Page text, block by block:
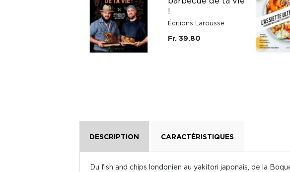
!
Éditions Larousse
Fr. 39.80
DESCRIPTION CARACTÉRISTIQUES
Du fish and chips londonien au yakitori japonais, de la